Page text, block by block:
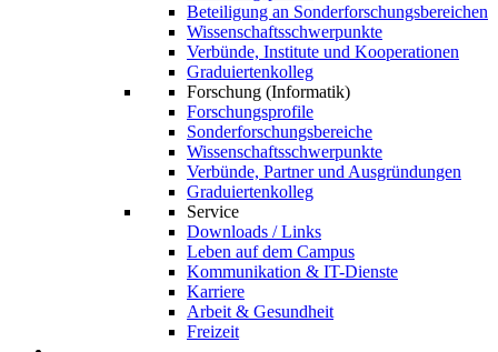
Beteiligung an Sonderforschungsbereichen
Wissenschaftsschwerpunkte
Verbünde, Institute und Kooperationen
Graduiertenkolleg
Forschung (Informatik)
Forschungsprofile
Sonderforschungsbereiche
Wissenschaftsschwerpunkte
Verbünde, Partner und Ausgründungen
Graduiertenkolleg
Service
Downloads / Links
Leben auf dem Campus
Kommunikation & IT-Dienste
Karriere
Arbeit & Gesundheit
Freizeit